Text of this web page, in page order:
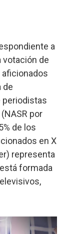
a
votación de
de
periodistas
por
de los
en X
representa
formada